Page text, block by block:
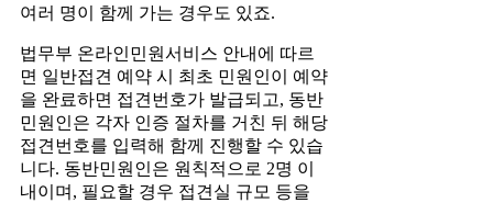
여러 명이 함께 가는 경우도 있죠.
법무부 온라인민원서비스 안내에 따르
면 일반접견 예약 시 최초 민원인이 예약
을 완료하면 접견번호가 발급되고, 동반
민원인은 각자 인증 절차를 거친 뒤 해당
접견번호를 입력해 함께 진행할 수 있습
니다. 동반민원인은 원칙적으로 2명 이
내이며, 필요할 경우 접견실 규모 등을